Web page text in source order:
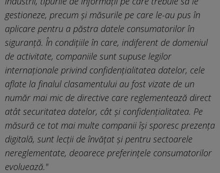
gestioneze, precum și măsurile pe care le-au pus în
aplicare pentru a păstra datele consumatorilor în
siguranță. În condițiile în care, indiferent de domeniul
de activitate, companiile sunt supuse legilor
internaționale privind confidențialitatea datelor, cele
aflate la finalul clasamentului au fost vizate de un
număr mai mic de directive care reglementează direct
atât securitatea datelor, cât și confidențialitatea. Pe
măsură ce tot mai multe companii își sporesc prezența
digitală, sunt lecții de învățat și pentru sectoarele
nereglementate, deoarece preferințele consumatorilor
evoluează."